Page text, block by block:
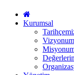
Kurumsal